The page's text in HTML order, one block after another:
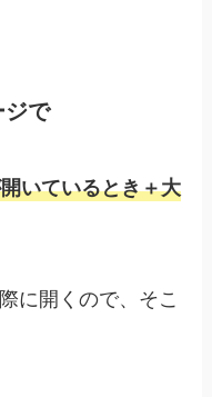
ジで
いているとき＋大
に開くので、そこ